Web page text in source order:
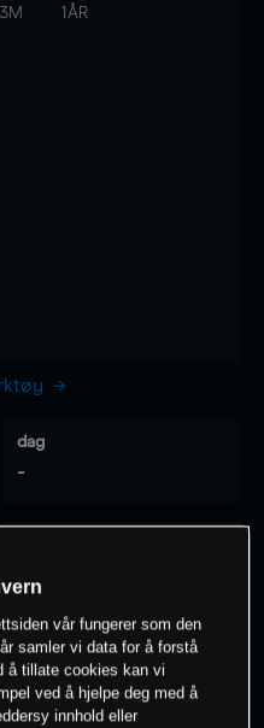
3M 1ÅR
dag
-
instrumentet
vår fungerer som den
samler vi data for å forstå
å tillate cookies kan vi
ved å hjelpe deg med å
innhold eller